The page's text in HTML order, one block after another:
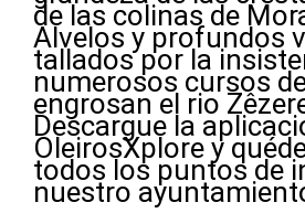
de las colinas de
Alvelos y profundos
tallados por la
numerosos cursos
engrosan el rio
Descargue la
OleirosXplore y
todos los puntos de
nuestro